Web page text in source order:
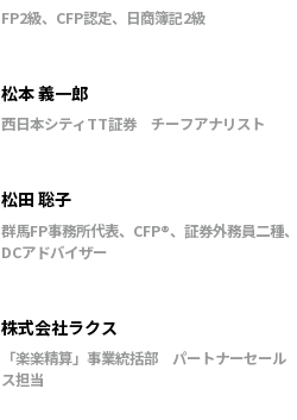
FP2級、CFP認定、日商簿記2級
松本 義一郎
西日本シティTT証券 チーフアナリスト
松田 聡子
群馬FP事務所代表、CFP®、証券外務員二種、
DCアドバイザー
株式会社ラクス
「楽楽精算」事業統括部 パートナーセール
ス担当